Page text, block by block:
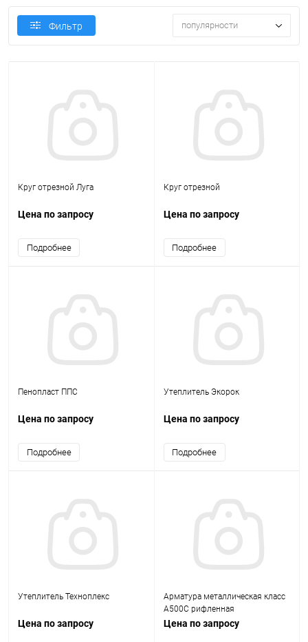
Фильтр популярности
Круг отрезной Луга
Цена по запросу
Подробнее
Круг отрезной
Цена по запросу
Подробнее
Пенопласт ППС
Цена по запросу
Подробнее
Утеплитель Экорок
Цена по запросу
Подробнее
Утеплитель Техноплекс
Цена по запросу
Арматура металлическая класс
А500С рифленная
Цена по запросу